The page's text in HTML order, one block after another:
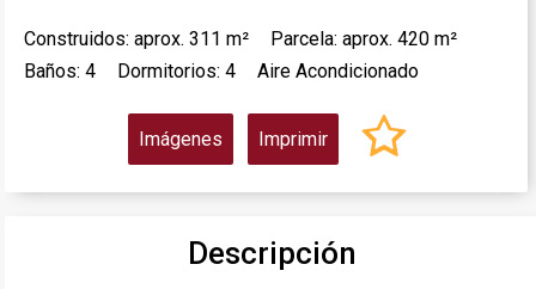
Construidos: aprox. 311 m²
Parcela: aprox. 420 m²
Baños: 4
Dormitorios: 4 Aire Acondicionado
Imágenes Imprimir
Descripción